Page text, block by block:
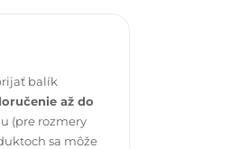
balík
až do
(pre rozmery
sa môže